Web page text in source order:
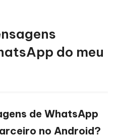
do meu
de WhatsApp
no Android?